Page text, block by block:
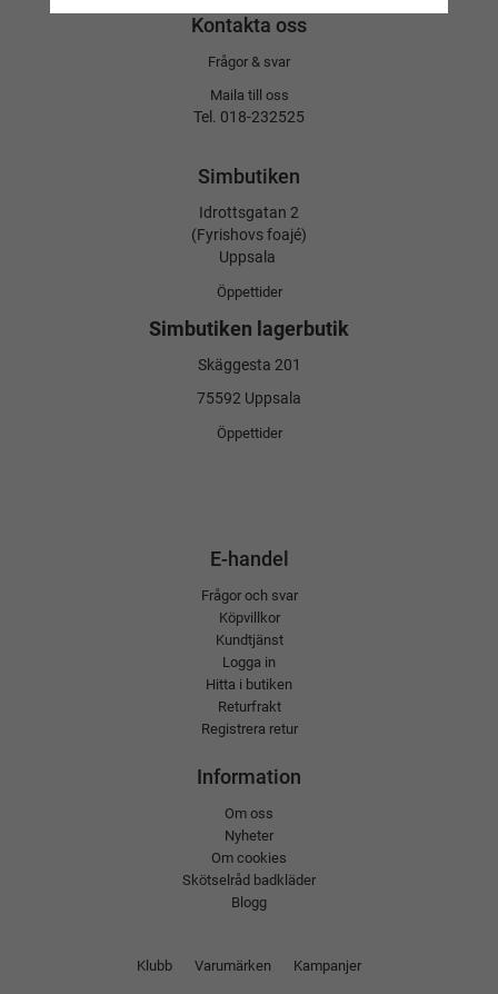
Kontakta oss
Frågor & svar
Maila till oss
Tel. 018-232525
Simbutiken
Idrottsgatan 2
(Fyrishovs foajé)
Uppsala
Öppettider
Simbutiken lagerbutik
Skäggesta 201
75592 Uppsala
Öppettider
E-handel
Frågor och svar
Köpvillkor
Kundtjänst
Logga in
Hitta i butiken
Returfrakt
Registrera retur
Information
Om oss
Nyheter
Om cookies
Skötselråd badkläder
Blogg
Klubb Varumärken Kampanjer